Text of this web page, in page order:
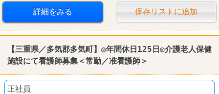
詳細をみる 保存リストに追加
【三重県／多気郡多気町】◎年間休日125日◎介護老人保健
施設にて看護師募集＜常勤／准看護師＞
正社員